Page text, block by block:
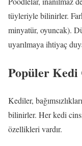
tüyleriyle bilinirler.
minyatür, oyuncak).
uyarılmaya ihtiyaç
Popüler
Kediler,
bilinirler. Her kedi
özellikleri vardır.